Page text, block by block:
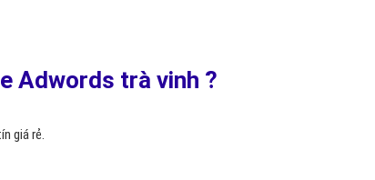
Adwords trà vinh ?
giá rẻ.